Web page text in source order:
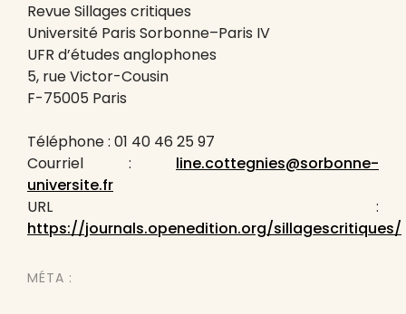
Revue Sillages critiques
Université Paris Sorbonne–Paris IV
UFR d’études anglophones
5, rue Victor-Cousin
F-75005 Paris
Téléphone : 01 40 46 25 97
Courriel : line.cottegnies@sorbonne-
universite.fr
URL :
https://journals.openedition.org/sillagescritiques/
MÉTA :